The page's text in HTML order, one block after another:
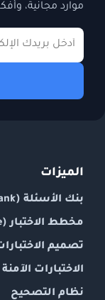
موارد مجانية،
الميزات
بنك الأسئلة (QBank)
مخطط الاختبار (QAssemble)
تصميم
الاختبارات الآمنة
نظام التصحيح